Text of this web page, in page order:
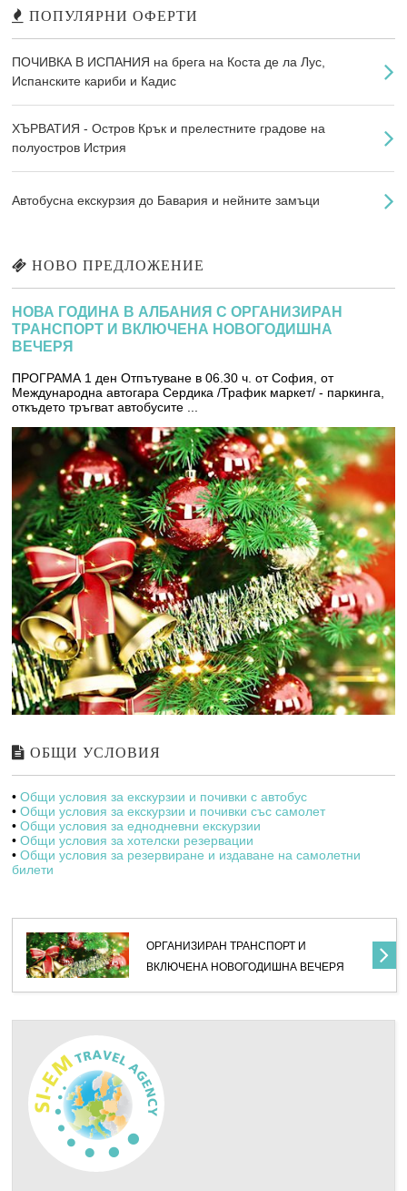
ПОПУЛЯРНИ ОФЕРТИ
ПОЧИВКА В ИСПАНИЯ на брега на Коста де ла Лус,
Испанските кариби и Кадис
ХЪРВАТИЯ - Остров Крък и прелестните градове на
полуостров Истрия
Автобусна екскурзия до Бавария и нейните замъци
НОВО ПРЕДЛОЖЕНИЕ
НОВА ГОДИНА В АЛБАНИЯ С ОРГАНИЗИРАН
ТРАНСПОРТ И ВКЛЮЧЕНА НОВОГОДИШНА
ВЕЧЕРЯ
ПРОГРАМА 1 ден Отпътуване в 06.30 ч. от София, от
Международна автогара Сердика /Трафик маркет/ - паркинга,
откъдето тръгват автобусите ...
ОБЩИ УСЛОВИЯ
•Общи условия за екскурзии и почивки с автобус
•Общи условия за екскурзии и почивки със самолет
•Общи условия за еднодневни екскурзии
•Общи условия за хотелски резервации
•Общи условия за резервиране и издаване на самолетни
билети
ОРГАНИЗИРАН ТРАНСПОРТ И
ВКЛЮЧЕНА НОВОГОДИШНА ВЕЧЕРЯ